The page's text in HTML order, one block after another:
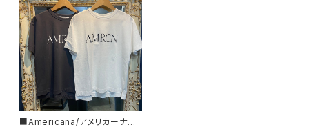
■Americana/アメリカーナ■